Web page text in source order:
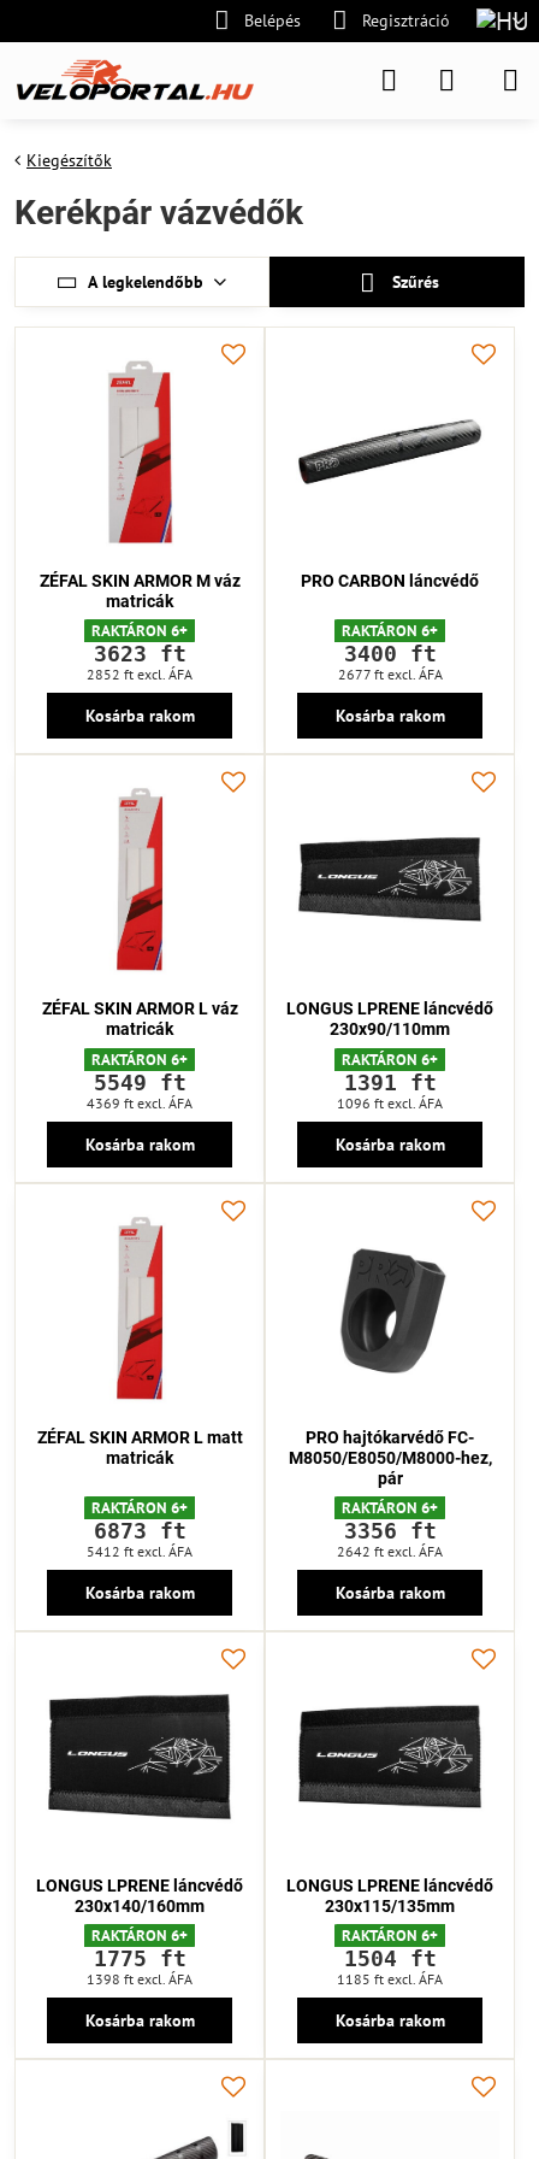
Belépés Regisztráció
Kiegészítők
Kerékpár vázvédők
A legkelendőbb Szűrés
ZÉFAL SKIN ARMOR M váz
matricák
RAKTÁRON 6+
3623 ft
2852 ft excl. ÁFA
Kosárba rakom
PRO CARBON láncvédő
RAKTÁRON 6+
3400 ft
2677 ft excl. ÁFA
Kosárba rakom
ZÉFAL SKIN ARMOR L váz
matricák
RAKTÁRON 6+
5549 ft
4369 ft excl. ÁFA
Kosárba rakom
LONGUS LPRENE láncvédő
230x90/110mm
RAKTÁRON 6+
1391 ft
1096 ft excl. ÁFA
Kosárba rakom
ZÉFAL SKIN ARMOR L matt
matricák
RAKTÁRON 6+
6873 ft
5412 ft excl. ÁFA
Kosárba rakom
PRO hajtókarvédő FC-
M8050/E8050/M8000-hez,
pár
RAKTÁRON 6+
3356 ft
2642 ft excl. ÁFA
Kosárba rakom
LONGUS LPRENE láncvédő
230x140/160mm
RAKTÁRON 6+
1775 ft
1398 ft excl. ÁFA
Kosárba rakom
LONGUS LPRENE láncvédő
230x115/135mm
RAKTÁRON 6+
1504 ft
1185 ft excl. ÁFA
Kosárba rakom